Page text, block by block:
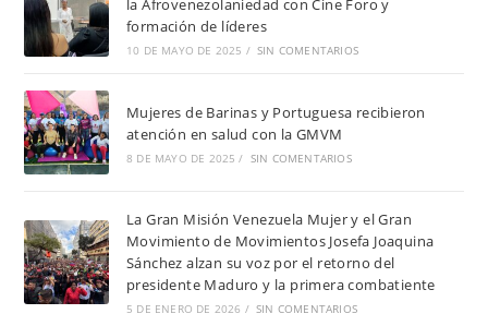
la Afrovenezolaniedad con Cine Foro y
formación de líderes
10 DE MAYO DE 2025 / SIN COMENTARIOS
Mujeres de Barinas y Portuguesa recibieron
atención en salud con la GMVM
8 DE MAYO DE 2025 / SIN COMENTARIOS
La Gran Misión Venezuela Mujer y el Gran
Movimiento de Movimientos Josefa Joaquina
Sánchez alzan su voz por el retorno del
presidente Maduro y la primera combatiente
5 DE ENERO DE 2026 / SIN COMENTARIOS